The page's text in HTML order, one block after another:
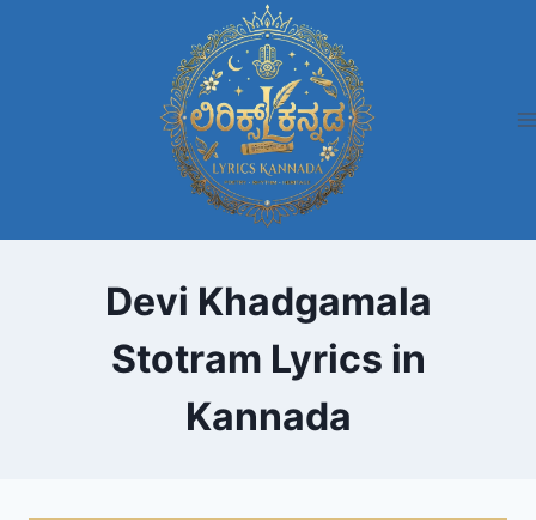
Devi Khadgamala
Stotram Lyrics in
Kannada